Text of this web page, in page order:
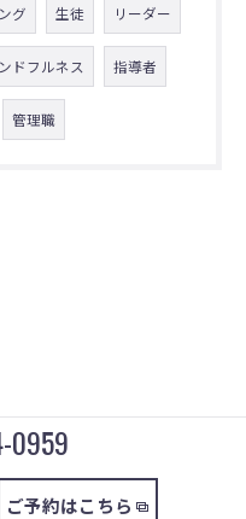
グ 生徒 リーダー
ドフルネス 指導者
管理職
0959
ご予約はこちら